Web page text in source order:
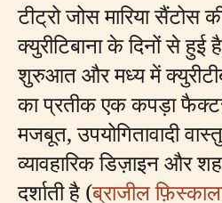
टीट्रो जोस मारिया सैंटोस
क्युरीटिबाना के दिनों से हुई
शुरुआत और मध्य में
का प्रतीक एक कपड़ा
मजबूत, उपयोगितावादी
व्यावहारिक डिज़ाइन और
दर्शाती है (ब्राजील